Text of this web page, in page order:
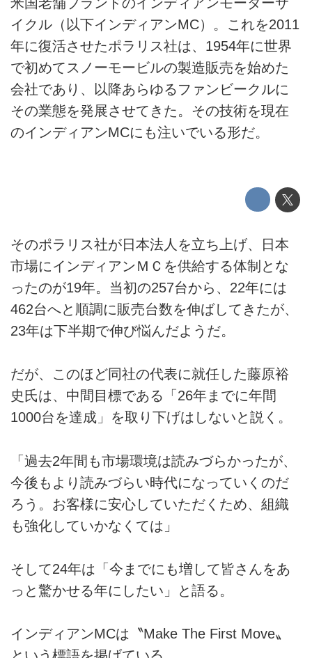
イクル（以下インディアンMC）。これを2011
年に復活させたポラリス社は、1954年に世界
で初めてスノーモービルの製造販売を始めた
会社であり、以降あらゆるファンビークルに
その業態を発展させてきた。その技術を現在
のインディアンMCにも注いでいる形だ。
そのポラリス社が日本法人を立ち上げ、日本
市場にインディアンＭＣを供給する体制とな
ったのが19年。当初の257台から、22年には
462台へと順調に販売台数を伸ばしてきたが、
23年は下半期で伸び悩んだようだ。
だが、このほど同社の代表に就任した藤原裕
史氏は、中間目標である「26年までに年間
1000台を達成」を取り下げはしないと説く。
「過去2年間も市場環境は読みづらかったが、
今後もより読みづらい時代になっていくのだ
ろう。お客様に安心していただくため、組織
も強化していかなくては」
そして24年は「今までにも増して皆さんをあ
っと驚かせる年にしたい」と語る。
インディアンMCは〝Make The First Move〟